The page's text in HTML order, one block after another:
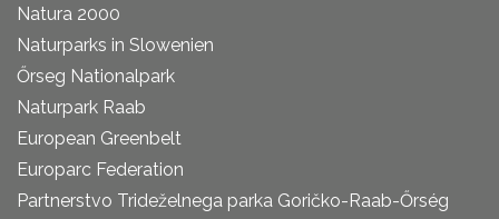
Natura 2000
Naturparks in Slowenien
Őrseg Nationalpark
Naturpark Raab
European Greenbelt
Europarc Federation
Partnerstvo Trideželnega parka Goričko-Raab-Őrség